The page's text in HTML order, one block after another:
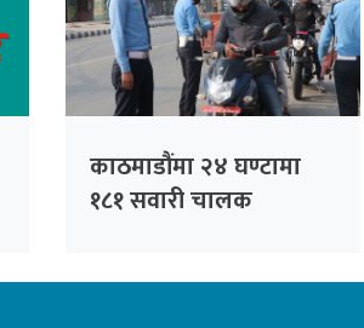
काठमाडौंमा २४ घण्टामा
१८१ सवारी चालक